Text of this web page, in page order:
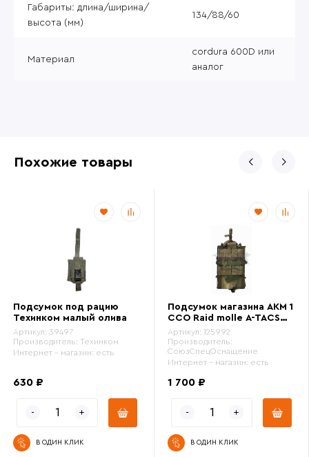
Габариты: длина/ширина/
высота (мм)
134/88/60
Материал
cordura 600D или
аналог
Похожие товары
Подсумок под рацию
Техинком малый олива
Артикул: 39497
Производитель: Техинком
Интернет - магазин: есть
630 ₽
В ОДИН КЛИК
Подсумок магазина АКМ 1
ССО Raid molle A-TACS
FG Camo
Артикул: 125992
Производитель:
СоюзСпецОснащение
Интернет - магазин: есть
1 700 ₽
В ОДИН КЛИК